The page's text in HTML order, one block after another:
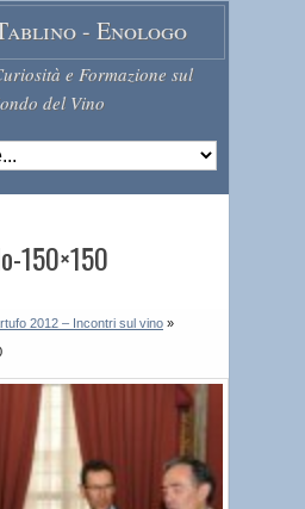
- Enologo
e Formazione sul
del Vino
150×150
2012 – Incontri sul vino »